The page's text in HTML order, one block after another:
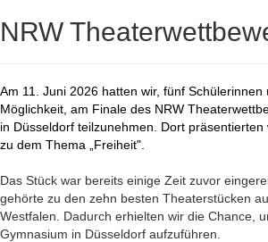
NRW
Am 11. Juni 2026 hatten wir, fünf Schülerinnen
Möglichkeit, am Finale des NRW
in Düsseldorf teilzunehmen. Dort
zu dem Thema „Freiheit".
Das Stück war bereits einige Zeit zuvor
gehörte zu den zehn besten Theaterstücken
Westfalen. Dadurch erhielten wir die Chance,
Gymnasium in Düsseldorf aufzuführen.